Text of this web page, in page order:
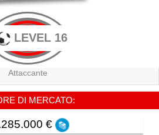
LEVEL 16
Attaccante
DI MERCATO:
€